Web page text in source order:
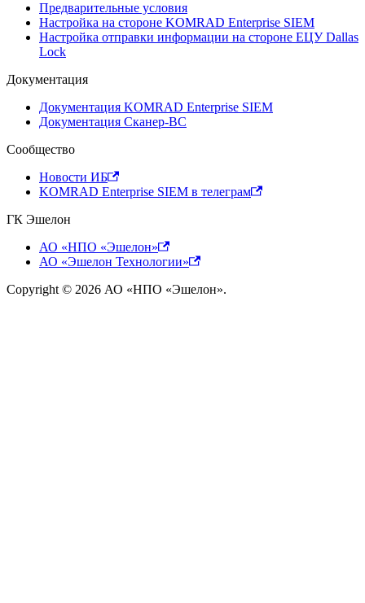
Предварительные условия
Настройка на стороне KOMRAD Enterprise SIEM
Настройка отправки информации на стороне ЕЦУ Dallas
Lock
Документация
Документация KOMRAD Enterprise SIEM
Документация Сканер-ВС
Сообщество
Новости ИБ
KOMRAD Enterprise SIEM в телеграм
ГК Эшелон
АО «НПО «Эшелон»
АО «Эшелон Технологии»
Copyright © 2026 АО «НПО «Эшелон».